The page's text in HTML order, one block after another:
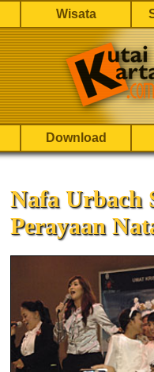
Wisata
Download
Nafa Urbach
Perayaan